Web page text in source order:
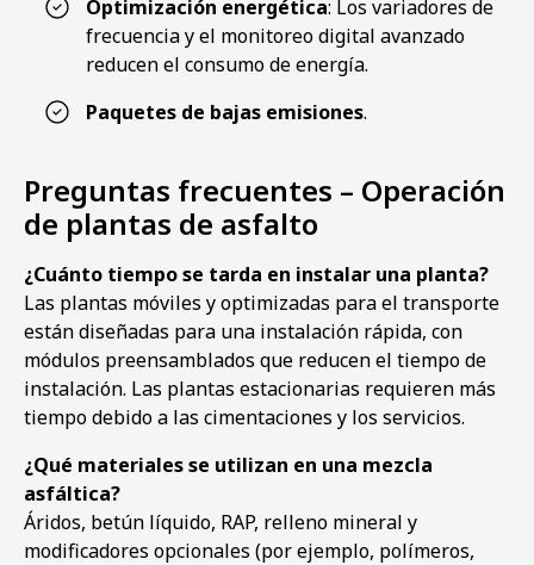
Optimización energética: Los variadores de
frecuencia y el monitoreo digital avanzado
reducen el consumo de energía.
Paquetes de bajas emisiones.
Preguntas frecuentes – Operación
de plantas de asfalto
¿Cuánto tiempo se tarda en instalar una planta?
Las plantas móviles y optimizadas para el transporte
están diseñadas para una instalación rápida, con
módulos preensamblados que reducen el tiempo de
instalación. Las plantas estacionarias requieren más
tiempo debido a las cimentaciones y los servicios.
¿Qué materiales se utilizan en una mezcla
asfáltica?
Áridos, betún líquido, RAP, relleno mineral y
modificadores opcionales (por ejemplo, polímeros,